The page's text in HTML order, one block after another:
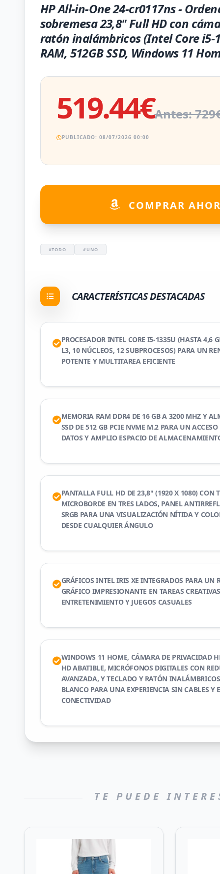
HP All-in-One 24-cr0117ns -
sobremesa 23,8" Full HD con
ratón inalámbricos (Intel Core i5-
RAM, 512GB SSD, Windows 11
519.44€Antes:
PUBLICADO: 08/07/2026 00:00
COMPRAR
#TODO #UNO
CARACTERÍSTICAS DESTACADAS
PROCESADOR INTEL CORE I5-1335U (HASTA 4,6
L3, 10 NÚCLEOS, 12 SUBPROCESOS) PARA UN
POTENTE Y MULTITAREA EFICIENTE
MEMORIA RAM DDR4 DE 16 GB A 3200 MHZ Y
SSD DE 512 GB PCIE NVME M.2 PARA UN
DATOS Y AMPLIO ESPACIO DE
PANTALLA FULL HD DE 23,8" (1920 X 1080) CON
MICROBORDE EN TRES LADOS, PANEL
SRGB PARA UNA VISUALIZACIÓN NÍTIDA Y
DESDE CUALQUIER ÁNGULO
GRÁFICOS INTEL IRIS XE INTEGRADOS PARA UN
GRÁFICO IMPRESIONANTE EN TAREAS
ENTRETENIMIENTO Y JUEGOS CASUALES
WINDOWS 11 HOME, CÁMARA DE PRIVACIDAD
HD ABATIBLE, MICRÓFONOS DIGITALES CON
AVANZADA, Y TECLADO Y RATÓN
BLANCO PARA UNA EXPERIENCIA SIN CABLES Y
CONECTIVIDAD
TE PUEDE